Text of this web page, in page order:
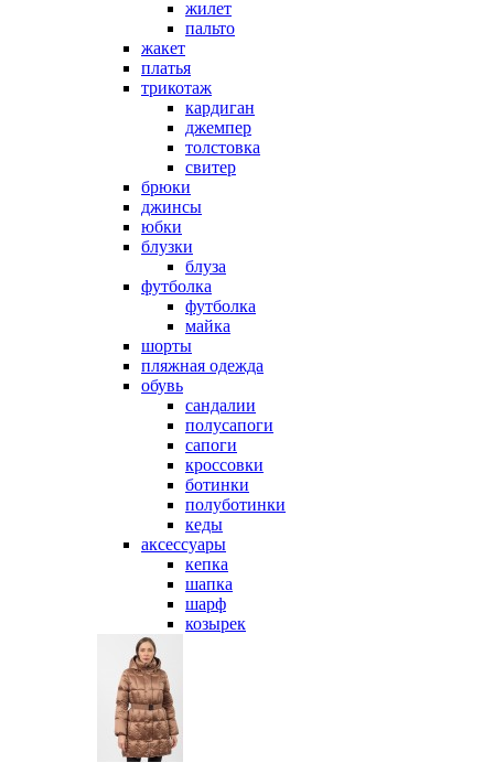
жилет
пальто
жакет
платья
трикотаж
кардиган
джемпер
толстовка
свитер
брюки
джинсы
юбки
блузки
блуза
футболка
футболка
майка
шорты
пляжная одежда
oбувь
сандалии
полусапоги
сапоги
кроссовки
ботинки
полуботинки
кеды
аксессуары
кепка
шапка
шарф
козырек